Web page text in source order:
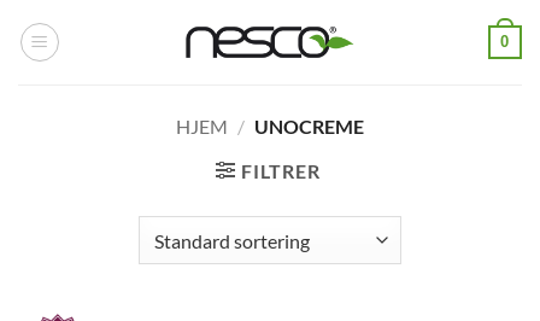
0
HJEM / UNOCREME
FILTRER